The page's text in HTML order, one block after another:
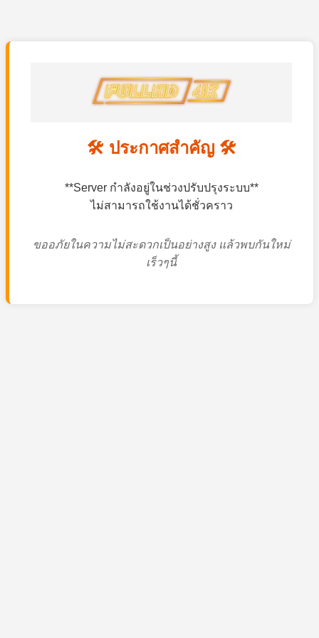
🛠️ ประกาศสำคัญ 🛠️
**Server กำลังอยู่ในช่วงปรับปรุงระบบ**
ไม่สามารถใช้งานได้ชั่วคราว
ขออภัยในความไม่สะดวกเป็นอย่างสูง แล้วพบกันใหม่
เร็วๆนี้